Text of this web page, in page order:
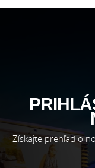
Získajte prehľad o